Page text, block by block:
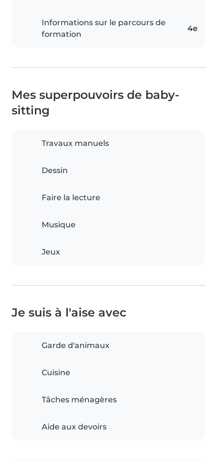
Informations sur le parcours de
formation
4e
Mes superpouvoirs de baby-
sitting
Travaux manuels
Dessin
Faire la lecture
Musique
Jeux
Je suis à l'aise avec
Garde d'animaux
Cuisine
Tâches ménagères
Aide aux devoirs